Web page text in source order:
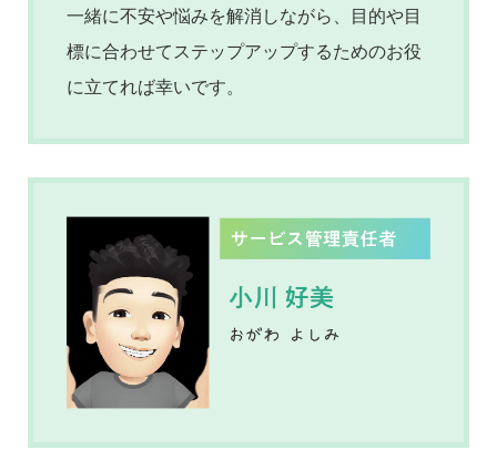
一緒に不安や悩みを解消しながら、目的や目
標に合わせてステップアップするためのお役
に立てれば幸いです。